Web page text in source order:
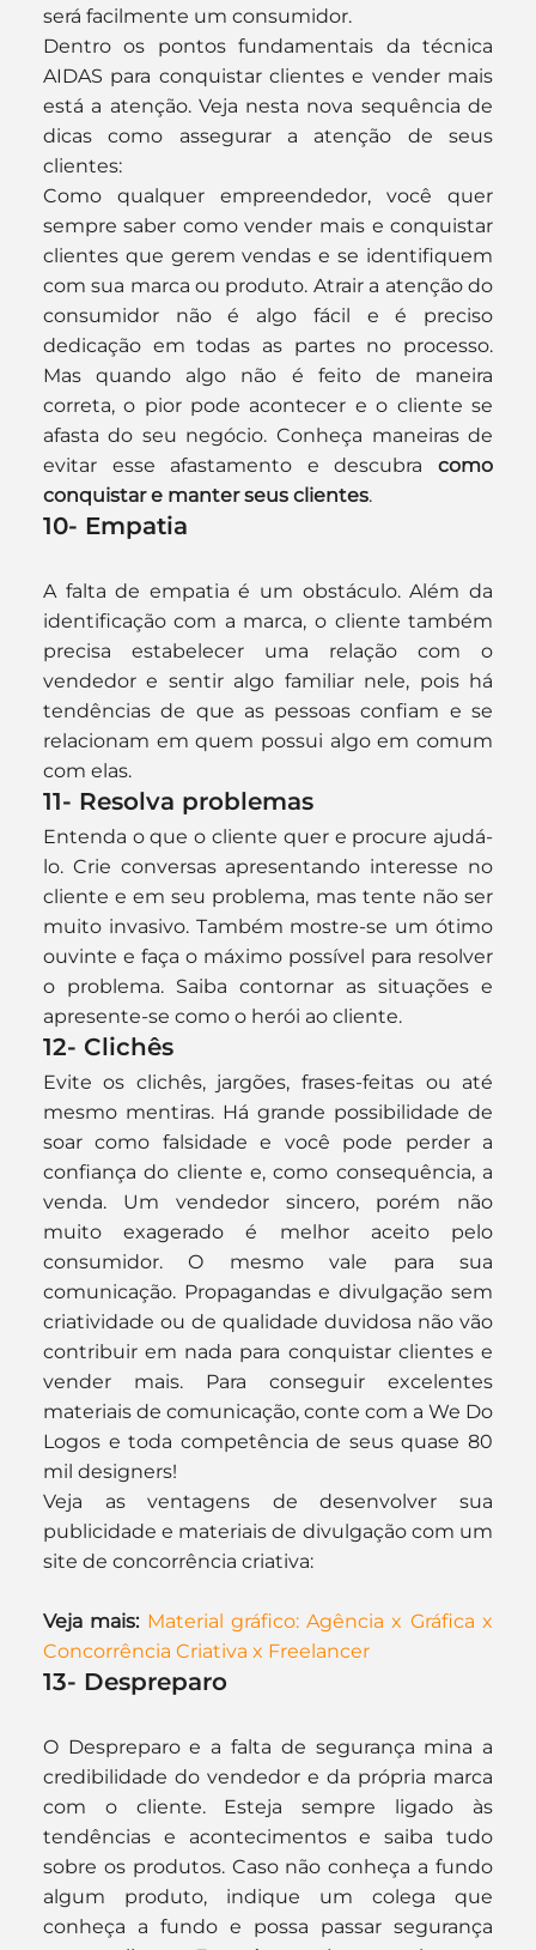
será facilmente um consumidor.
Dentro os pontos fundamentais da técnica
AIDAS para conquistar clientes e vender mais
está a atenção. Veja nesta nova sequência de
dicas como assegurar a atenção de seus
clientes:
Como qualquer empreendedor, você quer
sempre saber como vender mais e conquistar
clientes que gerem vendas e se identifiquem
com sua marca ou produto. Atrair a atenção do
consumidor não é algo fácil e é preciso
dedicação em todas as partes no processo.
Mas quando algo não é feito de maneira
correta, o pior pode acontecer e o cliente se
afasta do seu negócio. Conheça maneiras de
evitar esse afastamento e descubra como
conquistar e manter seus clientes.
10- Empatia
A falta de empatia é um obstáculo. Além da
identificação com a marca, o cliente também
precisa estabelecer uma relação com o
vendedor e sentir algo familiar nele, pois há
tendências de que as pessoas confiam e se
relacionam em quem possui algo em comum
com elas.
11- Resolva problemas
Entenda o que o cliente quer e procure ajudá-
lo. Crie conversas apresentando interesse no
cliente e em seu problema, mas tente não ser
muito invasivo. Também mostre-se um ótimo
ouvinte e faça o máximo possível para resolver
o problema. Saiba contornar as situações e
apresente-se como o herói ao cliente.
12- Clichês
Evite os clichês, jargões, frases-feitas ou até
mesmo mentiras. Há grande possibilidade de
soar como falsidade e você pode perder a
confiança do cliente e, como consequência, a
venda. Um vendedor sincero, porém não
muito exagerado é melhor aceito pelo
consumidor. O mesmo vale para sua
comunicação. Propagandas e divulgação sem
criatividade ou de qualidade duvidosa não vão
contribuir em nada para conquistar clientes e
vender mais. Para conseguir excelentes
materiais de comunicação, conte com a We Do
Logos e toda competência de seus quase 80
mil designers!
Veja as ventagens de desenvolver sua
publicidade e materiais de divulgação com um
site de concorrência criativa:
Veja mais: Material gráfico: Agência x Gráfica x
Concorrência Criativa x Freelancer
13- Despreparo
O Despreparo e a falta de segurança mina a
credibilidade do vendedor e da própria marca
com o cliente. Esteja sempre ligado às
tendências e acontecimentos e saiba tudo
sobre os produtos. Caso não conheça a fundo
algum produto, indique um colega que
conheça a fundo e possa passar segurança